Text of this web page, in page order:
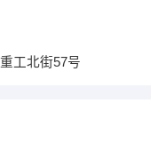
工北街57号